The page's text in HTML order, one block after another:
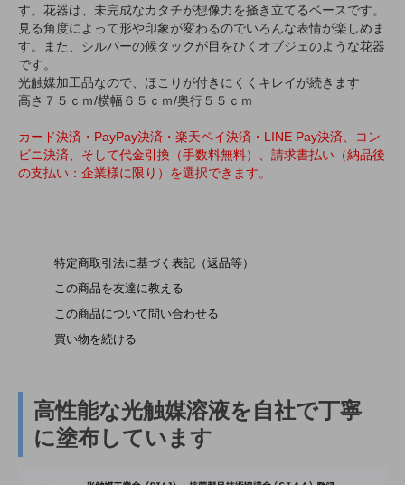
す。花器は、未完成なカタチが想像力を掻き立てるベースです。
見る角度によって形や印象が変わるのでいろんな表情が楽しめま
す。また、シルバーの候タックが目をひくオブジェのような花器
です。
光触媒加工品なので、ほこりが付きにくくキレイが続きます
高さ７５ｃｍ/横幅６５ｃｍ/奥行５５ｃｍ
カード決済・PayPay決済・楽天ペイ決済・LINE Pay決済、コン
ビニ決済、そして代金引換（手数料無料）、請求書払い（納品後
の支払い：企業様に限り）を選択できます。
特定商取引法に基づく表記（返品等）
この商品を友達に教える
この商品について問い合わせる
買い物を続ける
高性能な光触媒溶液を自社で丁寧
に塗布しています